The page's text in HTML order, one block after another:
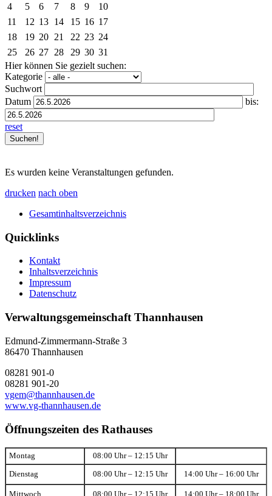
4
5 6 7 8 9
10
11
12 13 14 15 16 17
18
19 20 21 22 23 24
25
26 27 28 29 30 31
Hier können Sie gezielt suchen:
Kategorie
Suchwort
Datum
bis:
reset
Es wurden keine Veranstaltungen gefunden.
drucken nach oben
Gesamtinhaltsverzeichnis
Quicklinks
Kontakt
Inhaltsverzeichnis
Impressum
Datenschutz
Verwaltungsgemeinschaft Thannhausen
Edmund-Zimmermann-Straße 3
86470 Thannhausen
08281 901-0
08281 901-20
vgem@thannhausen.de
www.vg-thannhausen.de
Öffnungszeiten des Rathauses
Montag 08:00 Uhr – 12:15 Uhr
Dienstag 08:00 Uhr – 12:15 Uhr 14:00 Uhr – 16:00 Uhr